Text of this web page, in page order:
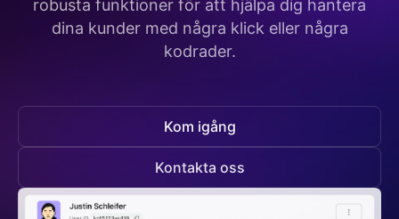
robusta funktioner för att hjälpa dig hantera
dina kunder med några klick eller några
kodrader.
Kom igång
Kontakta oss